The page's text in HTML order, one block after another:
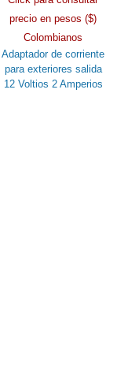
precio en pesos ($)
Colombianos
Adaptador de corriente
para exteriores salida
12 Voltios 2 Amperios